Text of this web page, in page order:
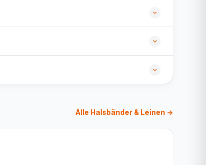
Alle Halsbänder & Leinen →